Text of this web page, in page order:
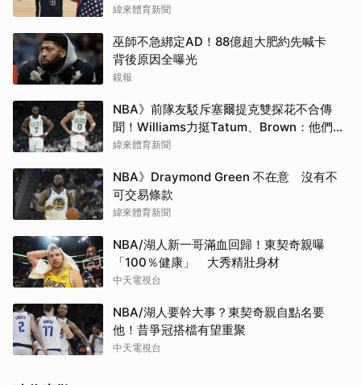
緯來體育新聞
巫師不急綁定AD！88億超大肥約先喊卡
背後原因全曝光
鏡報
NBA》前隊友駁斥塞爾提克雙探花不合傳
聞！Williams力挺Tatum、Brown：他們根
本不討厭彼此
緯來體育新聞
NBA》Draymond Green 不在意 沒有不
可交易條款
緯來體育新聞
NBA/湖人新一哥滿血回歸！東契奇親曝
「100％健康」 大秀精壯身材
中天電視台
NBA/湖人要幹大事？東契奇親自點名要
他！昔爭冠搭檔有望重聚
中天電視台